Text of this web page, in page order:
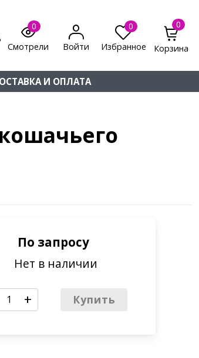
0
Смотрели
Войти
0
Избранное
0
Корзина
И ОПЛАТА
По запросу
Нет в наличии
+ Купить